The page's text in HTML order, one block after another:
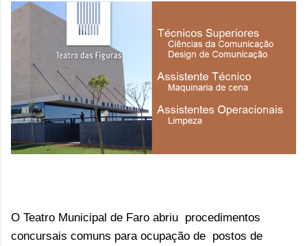
O Teatro Municipal de Faro abriu procedimentos
concursais comuns para ocupação de postos de